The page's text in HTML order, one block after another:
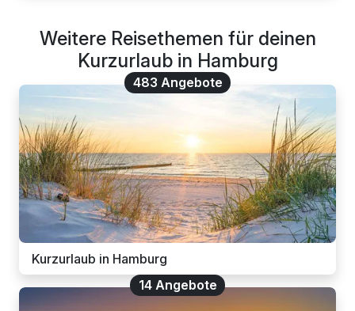
Weitere Reisethemen für deinen
Kurzurlaub in Hamburg
483 Angebote
Kurzurlaub in Hamburg
14 Angebote